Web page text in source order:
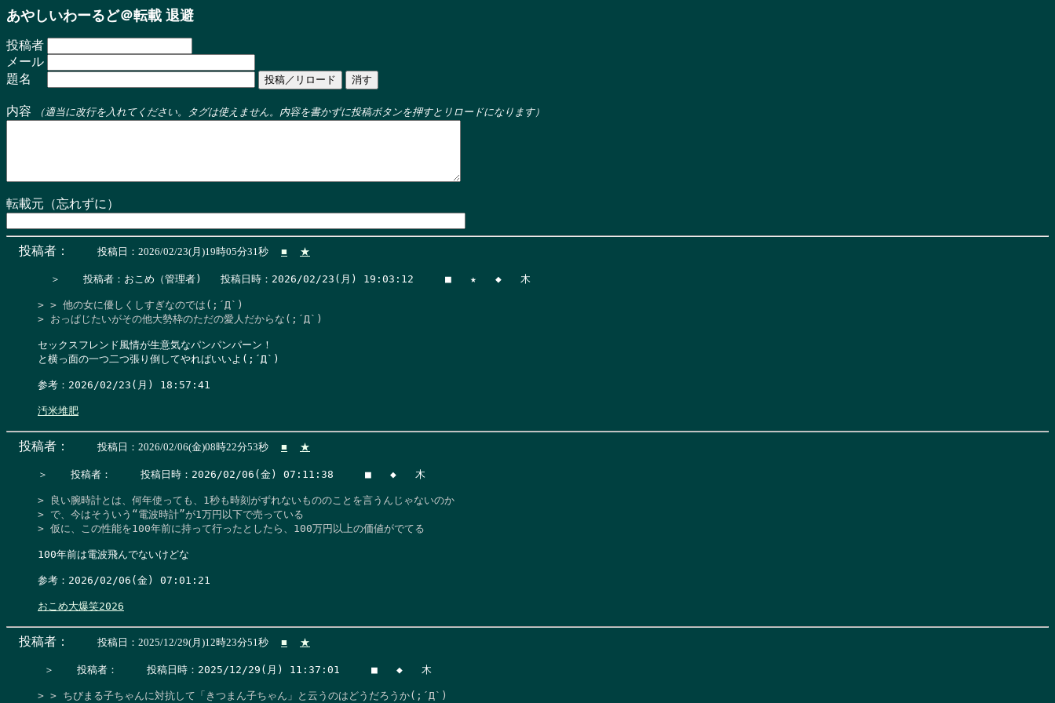
あやしいわーるど＠転載 退避
投稿者
メール
題名
内容 （適当に改行を入れてください。タグは使えません。内容を書かずに投稿ボタンを押すとリロードになります）
転載元（忘れずに）
投稿者： 投稿日：2026/02/23(月)19時05分31秒 ■ ★
  ＞　  投稿者：おこめ（管理者)   投稿日時：2026/02/23(月) 19:03:12     ■   ★   ◆   木
> > 他の女に優しくしすぎなのでは(;´Д`)
> おっぱじたいがその他大勢枠のただの愛人だからな(;´Д`)
セックスフレンド風情が生意気なパンパンパーン！
と横っ面の一つ二つ張り倒してやればいいよ(;´Д`)
参考：2026/02/23(月) 18:57:41
汚米堆肥
投稿者： 投稿日：2026/02/06(金)08時22分53秒 ■ ★
＞　  投稿者：　   投稿日時：2026/02/06(金) 07:11:38     ■   ◆   木
> 良い腕時計とは、何年使っても、1秒も時刻がずれないもののことを言うんじゃないのか
> で、今はそういう“電波時計”が1万円以下で売っている
> 仮に、この性能を100年前に持って行ったとしたら、100万円以上の価値がでてる
100年前は電波飛んでないけどな
参考：2026/02/06(金) 07:01:21
おこめ大爆笑2026
投稿者： 投稿日：2025/12/29(月)12時23分51秒 ■ ★
＞　  投稿者：　   投稿日時：2025/12/29(月) 11:37:01     ■   ◆   木
> > ちびまる子ちゃんに対抗して「きつまん子ちゃん」と云うのはどうだろうか(;´Д`)